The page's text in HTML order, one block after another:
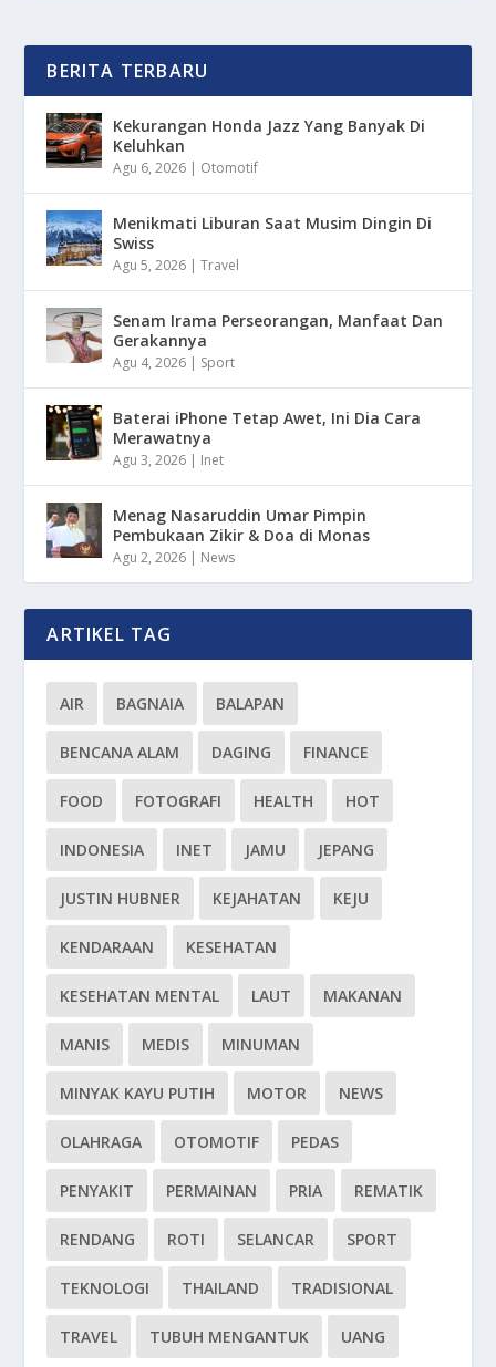
BERITA TERBARU
Kekurangan Honda Jazz Yang Banyak Di
Keluhkan
Agu 6, 2026 | Otomotif
Menikmati Liburan Saat Musim Dingin Di
Swiss
Agu 5, 2026 |Travel
Senam Irama Perseorangan, Manfaat Dan
Gerakannya
Agu 4, 2026 | Sport
Baterai iPhone Tetap Awet, Ini Dia Cara
Merawatnya
Agu 3, 2026 | Inet
Menag Nasaruddin Umar Pimpin
Pembukaan Zikir & Doa di Monas
Agu 2, 2026 | News
ARTIKEL TAG
AIR BAGNAIA BALAPAN
BENCANA ALAM DAGING FINANCE
FOOD FOTOGRAFI HEALTH HOT
INDONESIA INET JAMU JEPANG
JUSTIN HUBNER KEJAHATAN KEJU
KENDARAAN KESEHATAN
KESEHATAN MENTAL LAUT MAKANAN
MANIS MEDIS MINUMAN
MINYAK KAYU PUTIH MOTOR NEWS
OLAHRAGA OTOMOTIF PEDAS
PENYAKIT PERMAINAN PRIA REMATIK
RENDANG ROTI SELANCAR SPORT
TEKNOLOGI THAILAND TRADISIONAL
TRAVEL TUBUH MENGANTUK UANG